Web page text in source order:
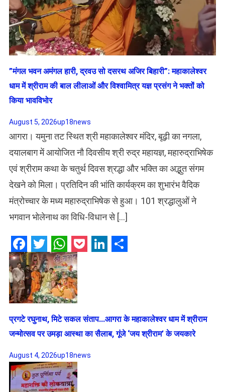
​”मंगल भवन अमंगल हारी, द्रवउ सो दसरथ अजिर बिहारी”: महाकालेश्वर
धाम में श्रीराम की बाल लीलाओं और विश्वामित्र यज्ञ प्रसंग ने भक्तों को
किया भावविभोर
August 5, 2026up18news
आगरा। यमुना तट स्थित श्री महाकालेश्वर मंदिर, बूढ़ी का नगला,
दयालबाग में आयोजित नौ दिवसीय श्री रुद्र महायज्ञ, महारुद्राभिषेक
एवं श्रीराम कथा के चतुर्थ दिवस श्रद्धा और भक्ति का अद्भुत संगम
देखने को मिला। प्रतिदिन की भांति कार्यक्रम का शुभारंभ वैदिक
मंत्रोच्चार के मध्य महारुद्राभिषेक से हुआ। 101 श्रद्धालुओं ने
भगवान भोलेनाथ का विधि-विधान से […]
Facebook
Twitter
WhatsApp
Pocket
प्रगटे रघुनाथ, मिटे सकल संताप…आगरा के महाकालेश्वर धाम में श्रीराम
जन्मोत्सव पर उमड़ा आस्था का सैलाब, गूंजे ‘जय श्रीराम’ के जयकारे
August 4, 2026up18news